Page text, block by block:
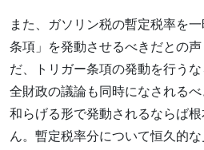
また、ガソリン税の暫定税率を
条項」を発動させるべきだとの
だ、トリガー条項の発動を行う
全財政の議論も同時になされる
和らげる形で発動されるならば
ん。暫定税率分について恒久的